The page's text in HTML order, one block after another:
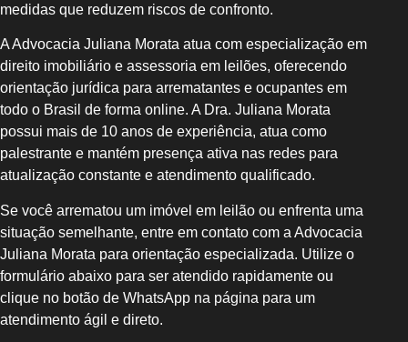
medidas que reduzem riscos de confronto.
A Advocacia Juliana Morata atua com especialização em
direito imobiliário e assessoria em leilões, oferecendo
orientação jurídica para arrematantes e ocupantes em
todo o Brasil de forma online. A Dra. Juliana Morata
possui mais de 10 anos de experiência, atua como
palestrante e mantém presença ativa nas redes para
atualização constante e atendimento qualificado.
Se você arrematou um imóvel em leilão ou enfrenta uma
situação semelhante, entre em contato com a Advocacia
Juliana Morata para orientação especializada. Utilize o
formulário abaixo para ser atendido rapidamente ou
clique no botão de WhatsApp na página para um
atendimento ágil e direto.